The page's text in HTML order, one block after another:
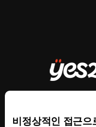
비정상적인 접근